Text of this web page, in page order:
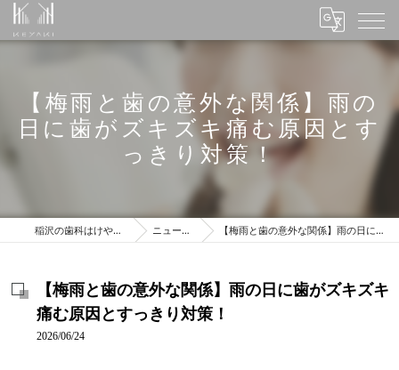
【梅雨と歯の意外な関係】雨の
日に歯がズキズキ痛む原因とす
っきり対策！
稲沢の歯科はけやき通り歯科クリニック ニュース＆ブログ 【梅雨と歯の意外な関係】雨の日に歯がズキズキ痛む原因とすっきり対策！
【梅雨と歯の意外な関係】雨の日に歯がズキズキ
痛む原因とすっきり対策！
2026/06/24